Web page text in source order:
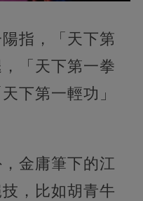
陽指，「天下第
「天下第一拳
下第一輕功」
金庸筆下的江
，比如胡青牛